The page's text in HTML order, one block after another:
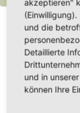
Impressum |
akzeptieren"
und die
Detaillierte
und in
können Ihre